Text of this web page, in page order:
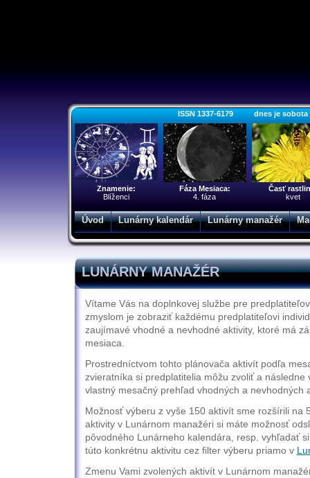
ISSN 1337-6179 dnes je sobota
Znamenie:
Blíženci
Fáza Mesiaca:
4. fáza
Časť
kvet
Úvod Lunárny kalendár Lunárny manažér
LUNÁRNY MANAŽÉR
Vítame Vás na doplnkovej službe pre
zmyslom je zobraziť každému predplatiteľovi
zaujímavé vhodné a nevhodné aktivity, ktoré má
mesiaca.
Prostredníctvom tohto plánovača aktivít podľa
zvieratníka si predplatitelia môžu zvoliť a následne
vlastný mesačný prehľad vhodných a nevhodných
Možnosť výberu z vyše 150 aktivít sme rozšírili na
aktivity v Lunárnom manažéri si máte možnosť
pôvodného Lunárneho kalendára, resp. vyhľadať
túto konkrétnu aktivitu cez filter výberu priamo v
Zmenu Vami zvolených aktivít v Lunárnom